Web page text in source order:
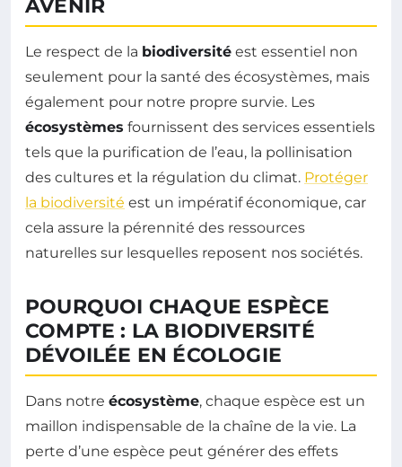
AVENIR
Le respect de la biodiversité est essentiel non
seulement pour la santé des écosystèmes, mais
également pour notre propre survie. Les
écosystèmes fournissent des services essentiels
tels que la purification de l’eau, la pollinisation
des cultures et la régulation du climat. Protéger
la biodiversité est un impératif économique, car
cela assure la pérennité des ressources
naturelles sur lesquelles reposent nos sociétés.
POURQUOI CHAQUE ESPÈCE
COMPTE : LA BIODIVERSITÉ
DÉVOILÉE EN ÉCOLOGIE
Dans notre écosystème, chaque espèce est un
maillon indispensable de la chaîne de la vie. La
perte d’une espèce peut générer des effets